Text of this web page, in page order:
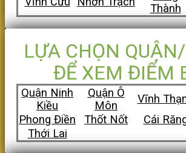
Thành
LỰA CHỌN
ĐỂ XEM ĐIỂM
Quận Ninh
Kiều
Quận Ô
Môn
Vĩnh
Phong Điền
Thốt Nốt Cái
Thới Lai